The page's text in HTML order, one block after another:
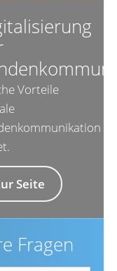
Vorteile
Seite
Fragen